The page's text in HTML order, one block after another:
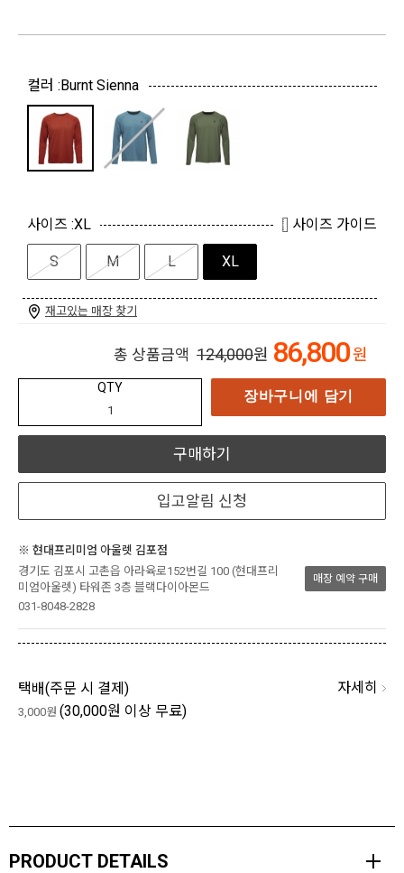
컬러 :Burnt Sienna
사이즈 :XL 사이즈 가이드
S M L XL
재고있는 매장 찾기
총 상품금액 124,000원 86,800원
QTY 장바구니에 담기
구매하기
입고알림 신청
※ 현대프리미엄 아울렛 김포점
경기도 김포시 고촌읍 아라육로152번길 100 (현대프리
미엄아울렛) 타워존 3층 블랙다이아몬드
031-8048-2828
매장 예약 구매
택배(주문 시 결제 ) 자세히
3,000원 (30,000원 이상 무료)
PRODUCT DETAILS